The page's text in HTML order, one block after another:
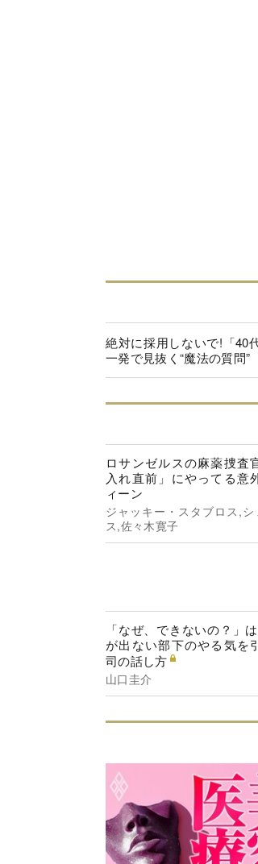
絶対に採用しないで!「40
一発で見抜く“魔法の質問”
ロサンゼルスの麻薬捜査
入れ直前」にやってる意
ィーン
ジャッキー・スタブロス,シ
ス,佐々木寛子
「なぜ、できないの？」
が出ない部下のやる気を
司の話し方
山口圭介